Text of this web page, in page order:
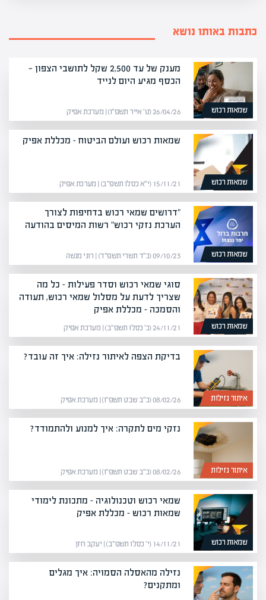
כתבות באותו נושא
שמאות רכוש
מענק של עד 2,500 שקל לתושבי הצפון —
הכסף מגיע היום לנייד
26/04/26 (ט׳ אייר תשפ״ו) | מערכת אפיק
שמאות רכוש
שמאות רכוש ועולם הביטוח – מכללת אפיק
15/11/21 (י״א כסלו תשפ״ב) | מערכת אפיק
שמאות רכוש
"דרושים שמאי רכוש בדחיפות לצורך
הערכת נזקי רכוש" רשות המיסים בהודעה
09/10/23 (כ״ד תשרי תשפ״ד) | רוני מנשה
שמאות רכוש
סוגי שמאי רכוש וסדר פעילות – כל מה
שצריך לדעת על מסלול שמאי רכוש, תעודה
והסמכה – מכללת אפיק
24/11/21 (כ׳ כסלו תשפ״ב) | מערכת אפיק
איתור נזילות
בדיקת הצפה לאיתור נזילה: איך זה עובד?
08/02/26 (כ״ב שבט תשפ״ו) | מערכת אפיק
איתור נזילות
נזקי מים לתקרה: איך למנוע ולהתמודד?
08/02/26 (כ״ב שבט תשפ״ו) | מערכת אפיק
שמאות רכוש
שמאי רכוש וטכנולוגיה – מתכונת לימודי
שמאות רכוש – מכללת אפיק
14/11/21 (י׳ כסלו תשפ״ב) | יעקב חזן
נזילה מהאסלה הסמויה: איך מגלים
ומתקנים?